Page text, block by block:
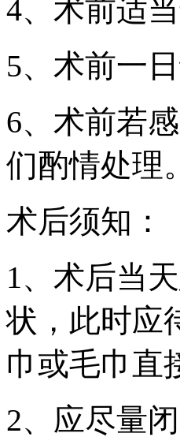
4、术前适
5、术前一
6、术前若
们酌情处理
术后须知：
1、术后当
状，此时应
巾或毛巾直
2、应尽量